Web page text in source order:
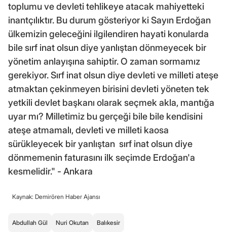
toplumu ve devleti tehlikeye atacak mahiyetteki
inantçılıktır. Bu durum gösteriyor ki Sayın Erdoğan
ülkemizin geleceğini ilgilendiren hayati konularda
bile sırf inat olsun diye yanlıştan dönmeyecek bir
yönetim anlayışına sahiptir. O zaman sormamız
gerekiyor. Sırf inat olsun diye devleti ve milleti ateşe
atmaktan çekinmeyen birisini devleti yöneten tek
yetkili devlet başkanı olarak seçmek akla, mantığa
uyar mı? Milletimiz bu gerçeği bile bile kendisini
ateşe atmamalı, devleti ve milleti kaosa
sürükleyecek bir yanlıştan sırf inat olsun diye
dönmemenin faturasını ilk seçimde Erdoğan'a
kesmelidir." - Ankara
Kaynak: Demirören Haber Ajansı
Abdullah Gül Nuri Okutan Balıkesir